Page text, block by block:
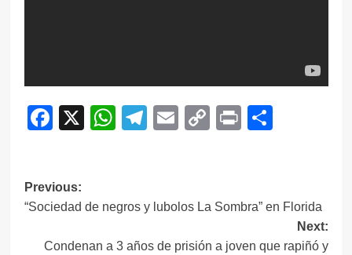
Facebook
X WhatsApp
Telegram
EmailCopy
Print
Navegación
de
entradas
Previous:
“Sociedad de negros y lubolos La Sombra” en Florida
Next:
Condenan a 3 años de prisión a joven que rapiñó y